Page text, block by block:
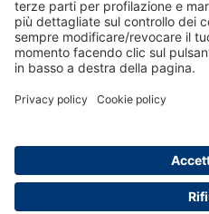
© 2026 CRIF S.p.A. Tutti i diritti
Via della Beverara, 21 / 40131
R.E.A. n° 410952 | Reg. Impr. Bo,
CRIBIS Holding S.r.l., Società
Società con Sistema di
ISO 45001, ISO/IEC 27001,